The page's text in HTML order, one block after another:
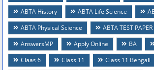
ABTA History
ABTA Life Science
ABTA Physical Science
ABTA TEST PAPER
AnswersMP
Apply Online BA
Claas 6
Class 11 Class 11 Bengali